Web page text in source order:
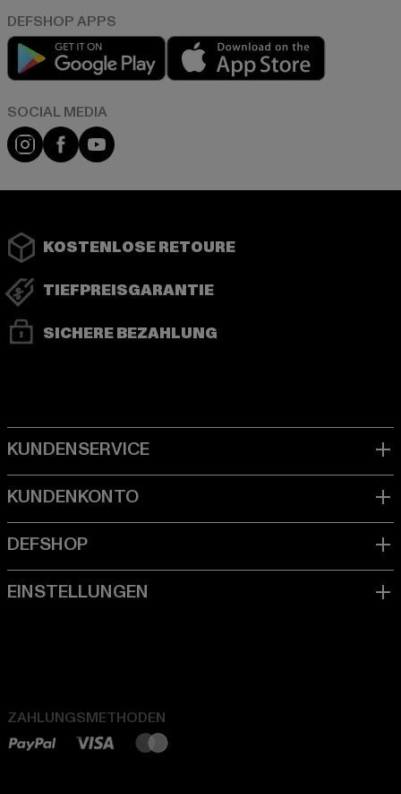
Play market
Instagram
FacebookYouTube
KOSTENLOSE RETOURE
TIEFPREISGARANTIE
SICHERE BEZAHLUNG
ZAHLUNGSMETHODEN